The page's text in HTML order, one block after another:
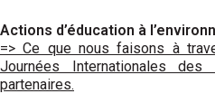
Actions d’éducation à
=> Ce que nous faisons à
Journées Internationales
partenaires.